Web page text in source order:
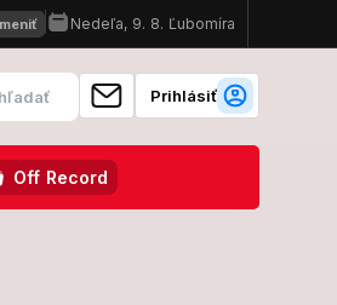
Všetko je lacnejšie ako v
Prihlásiť
Off Record